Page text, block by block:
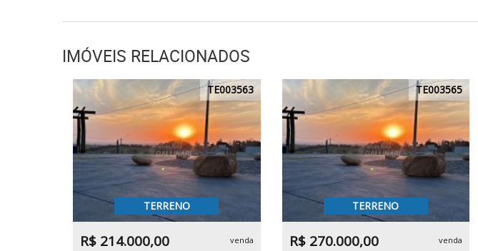
IMÓVEIS RELACIONADOS
TE003563
TERRENO
R$ 214.000,00 venda
TE003565
TERRENO
R$ 270.000,00 venda